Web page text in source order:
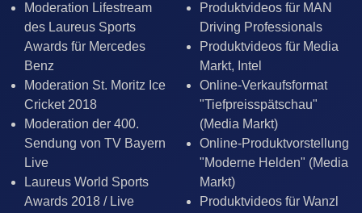
Moderation Lifestream
des Laureus Sports
Awards für Mercedes
Benz
Moderation St. Moritz Ice
Cricket 2018
Moderation der 400.
Sendung von TV Bayern
Live
Laureus World Sports
Awards 2018 / Live
Produktvideos für MAN
Driving Professionals
Produktvideos für Media
Markt, Intel
Online-Verkaufsformat
"Tiefpreisspätschau"
(Media Markt)
Online-Produktvorstellung
"Moderne Helden" (Media
Markt)
Produktvideos für Wanzl